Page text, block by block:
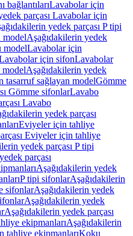
bağlantılarıLavabolar için
parçası Lavabolar için
yedek parçası P tipi
modelAşağıdakilerin yedek
modelLavabolar için
için sifonLavabolar
modelAşağıdakilerin yedek
tasarruf sağlayan modelGömme
Gömme sifonlarLavabo
Lavabo
yedek parçası
Eviyeler için tahliye
Eviyeler için tahliye
yedek parçası P tipi
parçası
Aşağıdakilerin yedek
P tipi sifonlarAşağıdakilerin
sifonlarAşağıdakilerin yedek
Aşağıdakilerin yedek
Aşağıdakilerin yedek parçası
ekipmanlarıAşağıdakilerin
tahliye ekipmanlarıKoku